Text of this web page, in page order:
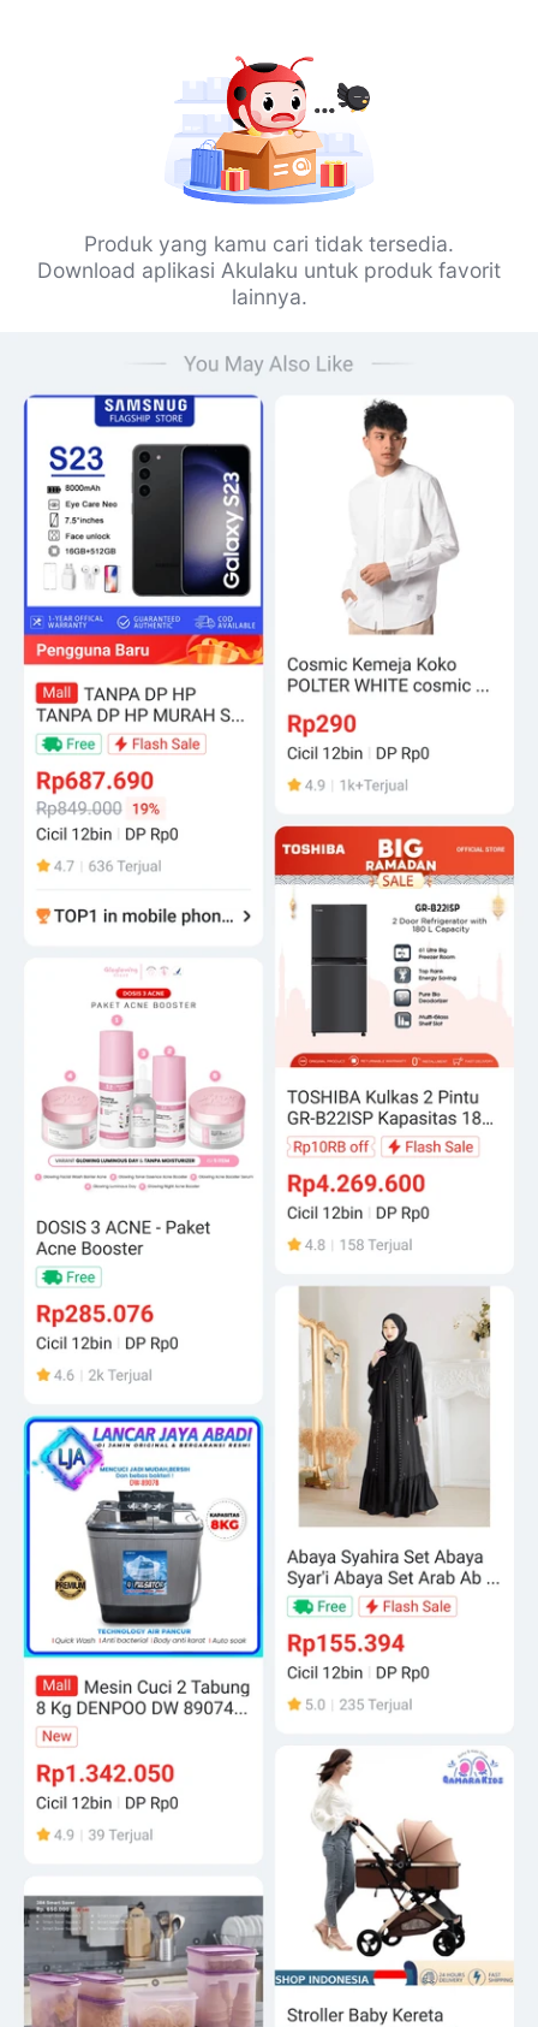
Produk yang kamu cari tidak tersedia.
Download aplikasi Akulaku untuk produk favorit
lainnya.